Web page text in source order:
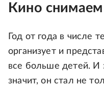
Кино
Год от года в числе
организует и
все больше детей. И
значит, он стал не